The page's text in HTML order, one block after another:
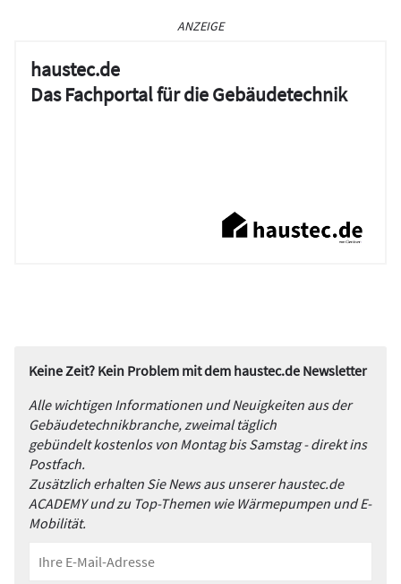
ANZEIGE
haustec.de
Das Fachportal für die Gebäudetechnik
Keine Zeit? Kein Problem mit dem haustec.de Newsletter
Alle wichtigen Informationen und Neuigkeiten aus der
Gebäudetechnikbranche, zweimal täglich
gebündelt kostenlos von Montag bis Samstag - direkt ins
Postfach.
Zusätzlich erhalten Sie News aus unserer haustec.de
ACADEMY und zu Top-Themen wie Wärmepumpen und E-
Mobilität.